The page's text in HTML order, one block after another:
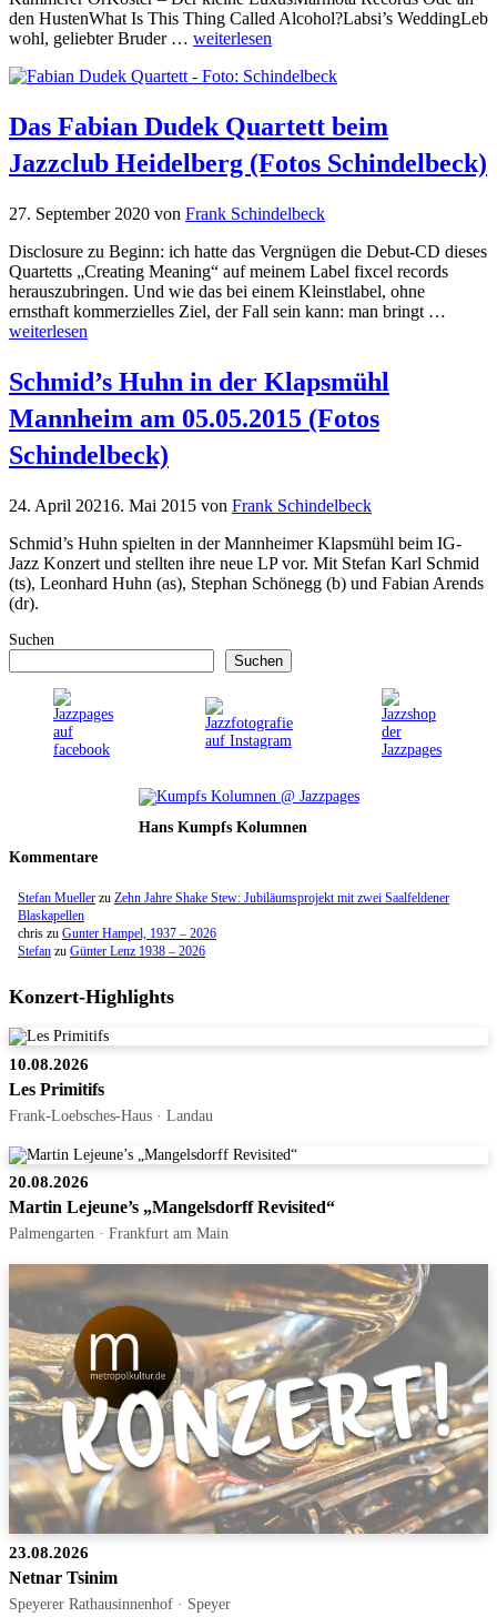
den HustenWhat Is This Thing Called Alcohol?Labsi’s WeddingLeb
wohl, geliebter Bruder … weiterlesen
Das Fabian Dudek Quartett beim
Jazzclub Heidelberg (Fotos Schindelbeck)
27. September 2020 von Frank Schindelbeck
Disclosure zu Beginn: ich hatte das Vergnügen die Debut-CD dieses
Quartetts „Creating Meaning“ auf meinem Label fixcel records
herauszubringen. Und wie das bei einem Kleinstlabel, ohne
ernsthaft kommerzielles Ziel, der Fall sein kann: man bringt …
weiterlesen
Schmid’s Huhn in der Klapsmühl
Mannheim am 05.05.2015 (Fotos
Schindelbeck)
24. April 20216. Mai 2015 von Frank Schindelbeck
Schmid’s Huhn spielten in der Mannheimer Klapsmühl beim IG-
Jazz Konzert und stellten ihre neue LP vor. Mit Stefan Karl Schmid
(ts), Leonhard Huhn (as), Stephan Schönegg (b) und Fabian Arends
(dr).
Suchen
Suchen
Hans Kumpfs Kolumnen
Kommentare
Stefan Mueller zu Zehn Jahre Shake Stew: Jubiläumsprojekt mit zwei Saalfeldener
Blaskapellen
chris zu Gunter Hampel, 1937 – 2026
Stefan zu Günter Lenz 1938 – 2026
Konzert-Highlights
10.08.2026
Les Primitifs
Frank-Loebsches-Haus · Landau
20.08.2026
Martin Lejeune’s „Mangelsdorff Revisited“
Palmengarten · Frankfurt am Main
23.08.2026
Netnar Tsinim
Speyerer Rathausinnenhof · Speyer